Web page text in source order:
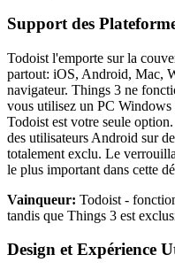
Support des
Todoist l'emporte sur la
partout: iOS, Android, Mac,
navigateur. Things 3 ne
vous utilisez un PC Windows
Todoist est votre seule
des utilisateurs Android sur
totalement exclu. Le
le plus important dans cette
Vainqueur: Todoist -
tandis que Things 3 est
Design et Expérience